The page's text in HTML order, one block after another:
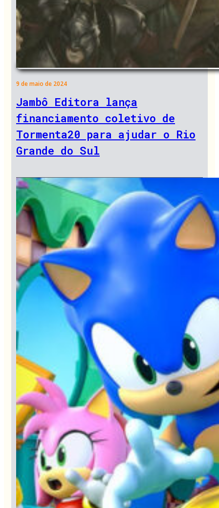
9 de maio de 2024
Jambô Editora lança
financiamento coletivo de
Tormenta20 para ajudar o Rio
Grande do Sul